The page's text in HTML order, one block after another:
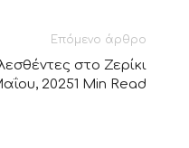
Επόμενο άρθρο
στο Ζερίκι
20251 Min Read